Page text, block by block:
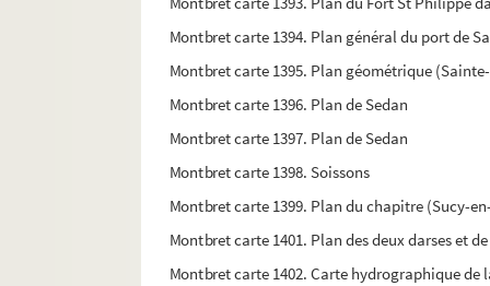
Montbret carte 1394. Plan général du port de
Montbret carte 1395. Plan géométrique
Montbret carte 1396. Plan de Sedan
Montbret carte 1397. Plan de Sedan
Montbret carte 1398. Soissons
Montbret carte 1399. Plan du chapitre (Sucy-
Montbret carte 1401. Plan des deux darses et
Montbret carte 1402. Carte hydrographique de